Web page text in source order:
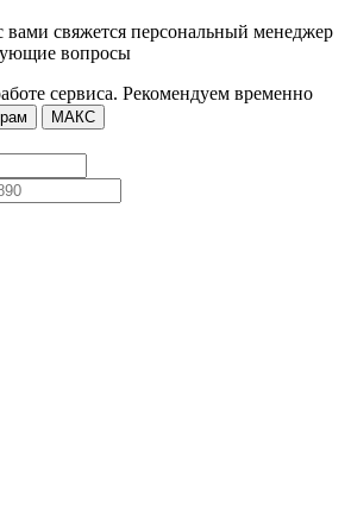
свяжется персональный менеджер
вопросы
сервиса. Рекомендуем временно
МАКС